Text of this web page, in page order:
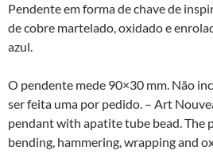
Pendente em forma de chave de
de cobre martelado, oxidado e
azul.
O pendente mede 90×30 mm. Não
ser feita uma por pedido. – Art
pendant with apatite tube bead. The
bending, hammering, wrapping and